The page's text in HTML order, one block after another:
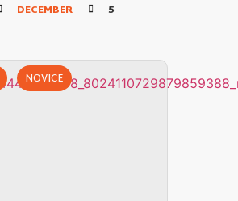
DECEMBER 5
NOVICE